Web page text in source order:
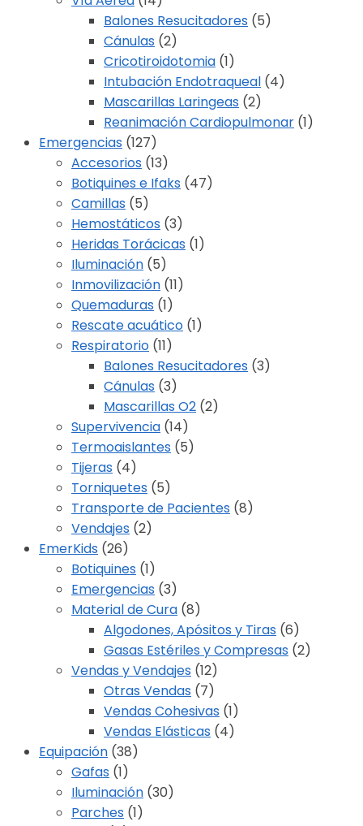
Balones Resucitadores (5)
Cánulas (2)
Cricotiroidotomia (1)
Intubación Endotraqueal (4)
Mascarillas Laringeas (2)
Reanimación Cardiopulmonar (1)
Emergencias (127)
Accesorios (13)
Botiquines e Ifaks (47)
Camillas (5)
Hemostáticos (3)
Heridas Torácicas (1)
Iluminación (5)
Inmovilización (11)
Quemaduras (1)
Rescate acuático (1)
Respiratorio (11)
Balones Resucitadores (3)
Cánulas (3)
Mascarillas O2 (2)
Supervivencia (14)
Termoaislantes (5)
Tijeras (4)
Torniquetes (5)
Transporte de Pacientes (8)
Vendajes (2)
EmerKids (26)
Botiquines (1)
Emergencias (3)
Material de Cura (8)
Algodones, Apósitos y Tiras (6)
Gasas Estériles y Compresas (2)
Vendas y Vendajes (12)
Otras Vendas (7)
Vendas Cohesivas (1)
Vendas Elásticas (4)
Equipación (38)
Gafas (1)
Iluminación (30)
Parches (1)